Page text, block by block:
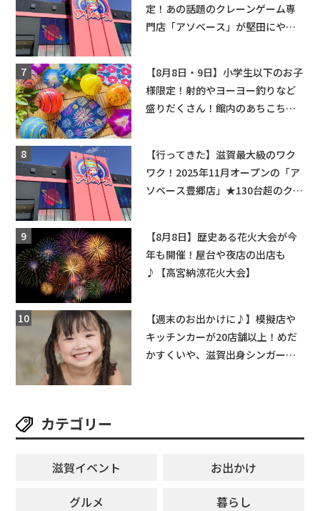
定！あの話題のクレーンゲーム専
門店「アソベース」が堅田にやっ
【8月8日・9日】小学生以下のお子
様限定！射的やヨーヨー釣りなど
盛りだくさん！館内のあちこちに
【行ってきた】滋賀最大級のワク
ワク！2025年11月オープンの「ア
ソベース豊郷店」★130台超のクレ
【8月8日】歴史ある花火大会が今
年も開催！屋台や夜店の出店も
♪【高宮納涼花火大会】
【週末のお出かけに♪】模擬店や
キッチンカーが20店舗以上！めだ
かすくいや、滋賀出身シンガーソ
カテゴリー
滋賀イベント
お出かけ
グルメ
暮らし